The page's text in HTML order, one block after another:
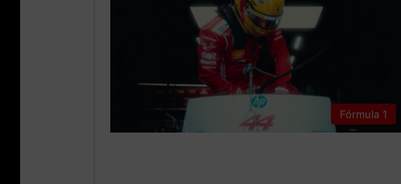
Fórmula 1